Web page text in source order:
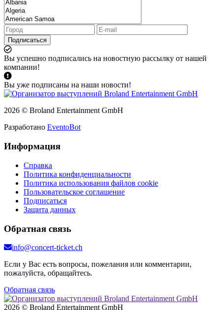
Подписаться
Вы успешно подписались на новостную рассылку от нашей
компании!
Вы уже подписаны на наши новости!
2026 © Broland Entertainment GmbH
Разработано EventoBot
Информация
Справка
Политика конфиденциальности
Политика использования файлов cookie
Пользовательское соглашение
Подписаться
Защита данных
Обратная связь
info@concert-ticket.ch
Если у Вас есть вопросы, пожелания или комментарии,
пожалуйста, обращайтесь.
Обратная связь
2026 © Broland Entertainment GmbH